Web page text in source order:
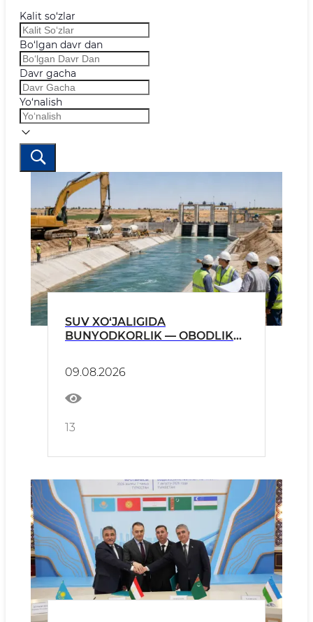
Kalit so‘zlar
Bo‘lgan davr dan
Davr gacha
Yo‘nalish
SUV XO‘JALIGIDA
BUNYODKORLIK — OBODLIK
09.08.2026
13